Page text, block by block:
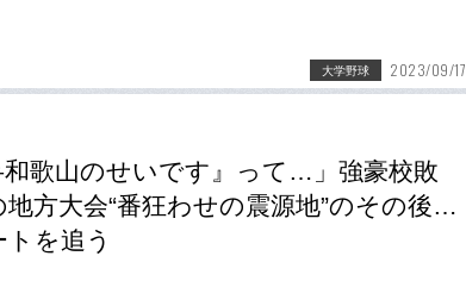
大学野球 2023/09/17
和歌山のせいです』って…」強豪校敗
方大会“番狂わせの震源地”のその後…
を追う